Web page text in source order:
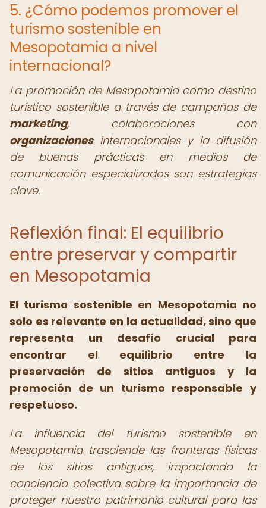
5. ¿Cómo podemos promover el
turismo sostenible en
Mesopotamia a nivel
internacional?
La promoción de Mesopotamia como destino
turístico sostenible a través de campañas de
marketing, colaboraciones con
organizacionesinternacionales y la difusión
de buenas prácticas en medios de
comunicación especializados son estrategias
clave.
Reflexión final: El equilibrio
entre preservar y compartir
en Mesopotamia
El turismo sostenible en Mesopotamia no
solo es relevante en la actualidad, sino que
representa un desafío crucial para
encontrar el equilibrio entre la
preservación de sitios antiguos y la
promoción de un turismo responsable y
respetuoso.
La influencia del turismo sostenible en
Mesopotamia trasciende las fronteras físicas
de los sitios antiguos, impactando la
conciencia colectiva sobre la importancia de
proteger nuestro patrimonio cultural para las